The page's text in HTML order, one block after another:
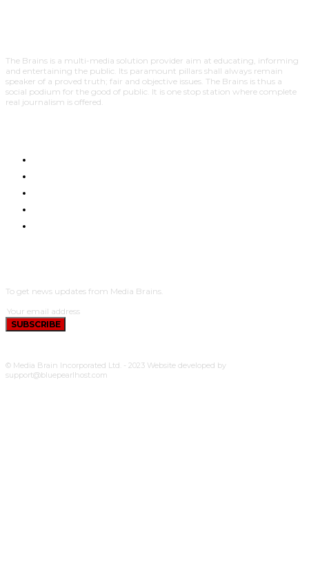
The Brains is a multi-media solution provider aim at educating, informing
and entertaining the public. Its paramount pillars shall always remain
speaker of a proved truth; fair and objective issues. The Brains is thus a
social podium for the good of public. It is one stop station where complete
real journalism is offered.
To get news updates from Media Brains.
SUBSCRIBE
© Media Brain Incorporated Ltd. - 2023 Website developed by
support@bluepearlhost.com